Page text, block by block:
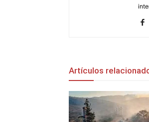
Artículos